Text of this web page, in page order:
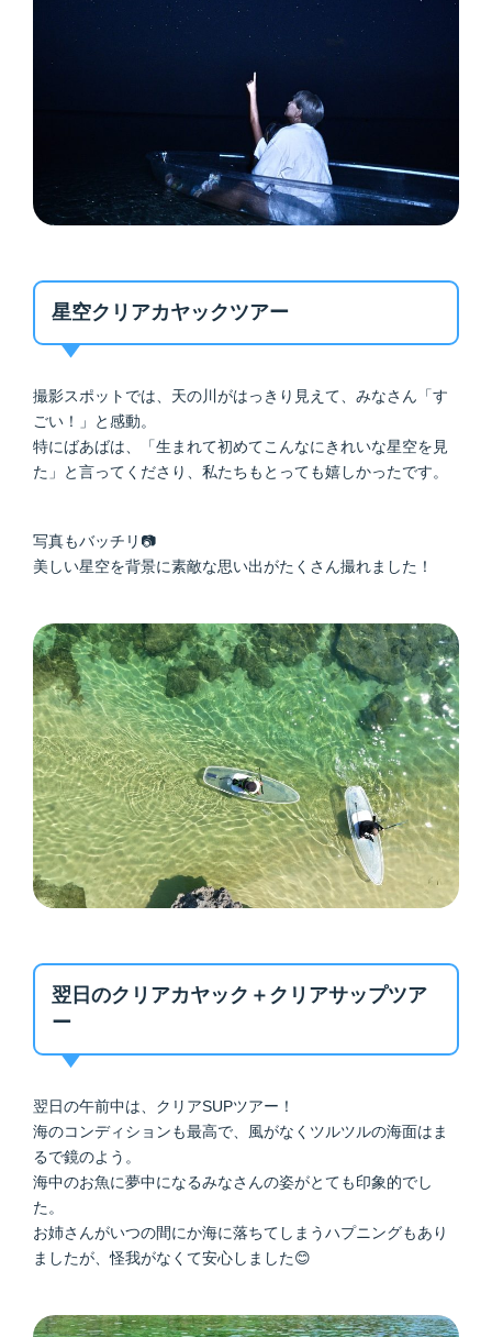
星空クリアカヤックツアー
撮影スポットでは、天の川がはっきり見えて、みなさん「す
ごい！」と感動。
特にばあばは、「生まれて初めてこんなにきれいな星空を見
た」と言ってくださり、私たちもとっても嬉しかったです。
写真もバッチリ📷
美しい星空を背景に素敵な思い出がたくさん撮れました！
翌日のクリアカヤック＋クリアサップツア
ー
翌日の午前中は、クリアSUPツアー！
海のコンディションも最高で、風がなくツルツルの海面はま
るで鏡のよう。
海中のお魚に夢中になるみなさんの姿がとても印象的でし
た。
お姉さんがいつの間にか海に落ちてしまうハプニングもあり
ましたが、怪我がなくて安心しました😊